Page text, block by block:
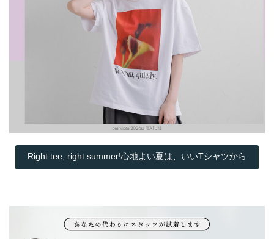
Right tee, right summer!心地よい夏は、いいTシャツから